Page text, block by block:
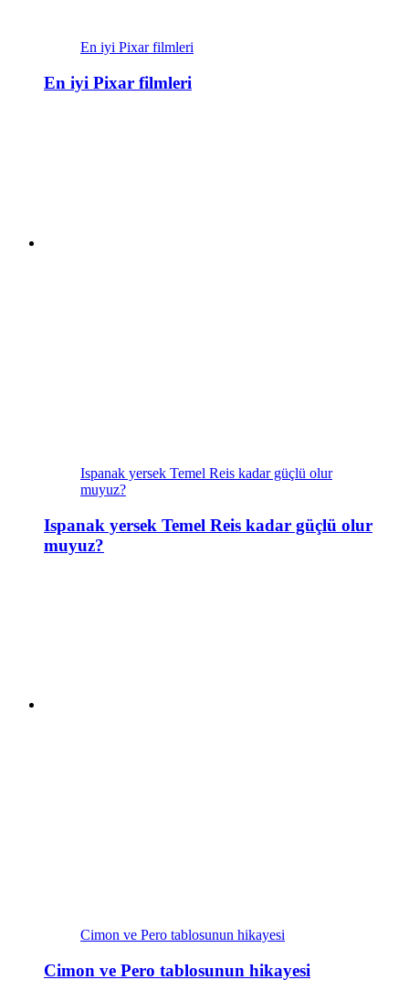
En iyi Pixar filmleri
En iyi Pixar filmleri
Ispanak yersek Temel Reis kadar güçlü olur
muyuz?
Ispanak yersek Temel Reis kadar güçlü olur
muyuz?
Cimon ve Pero tablosunun hikayesi
Cimon ve Pero tablosunun hikayesi